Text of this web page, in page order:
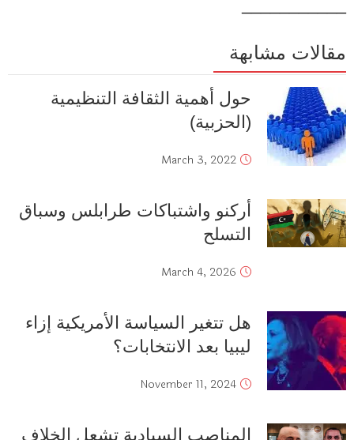
مقالات مشابهة
حول أهمية الثقافة التنظيمية
(الحزبية)
March 3, 2022
‏أركنو واشتباكات طرابلس وسباق
التسلح
March 4, 2026
هل تتغير السياسة الأمريكية إزاء
ليبيا بعد الانتخابات؟
November 11, 2024
المناصب السيادية تشعل الخلاف